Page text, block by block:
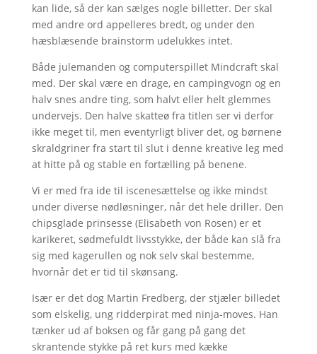
kan lide, så der kan sælges nogle billetter. Der skal
med andre ord appelleres bredt, og under den
hæsblæsende brainstorm udelukkes intet.
Både julemanden og computerspillet Mindcraft skal
med. Der skal være en drage, en campingvogn og en
halv snes andre ting, som halvt eller helt glemmes
undervejs. Den halve skatteø fra titlen ser vi derfor
ikke meget til, men eventyrligt bliver det, og børnene
skraldgriner fra start til slut i denne kreative leg med
at hitte på og stable en fortælling på benene.
Vi er med fra ide til iscenesættelse og ikke mindst
under diverse nødløsninger, når det hele driller. Den
chipsglade prinsesse (Elisabeth von Rosen) er et
karikeret, sødmefuldt livsstykke, der både kan slå fra
sig med kagerullen og nok selv skal bestemme,
hvornår det er tid til skønsang.
Især er det dog Martin Fredberg, der stjæler billedet
som elskelig, ung ridderpirat med ninja-moves. Han
tænker ud af boksen og får gang på gang det
skrantende stykke på ret kurs med kække